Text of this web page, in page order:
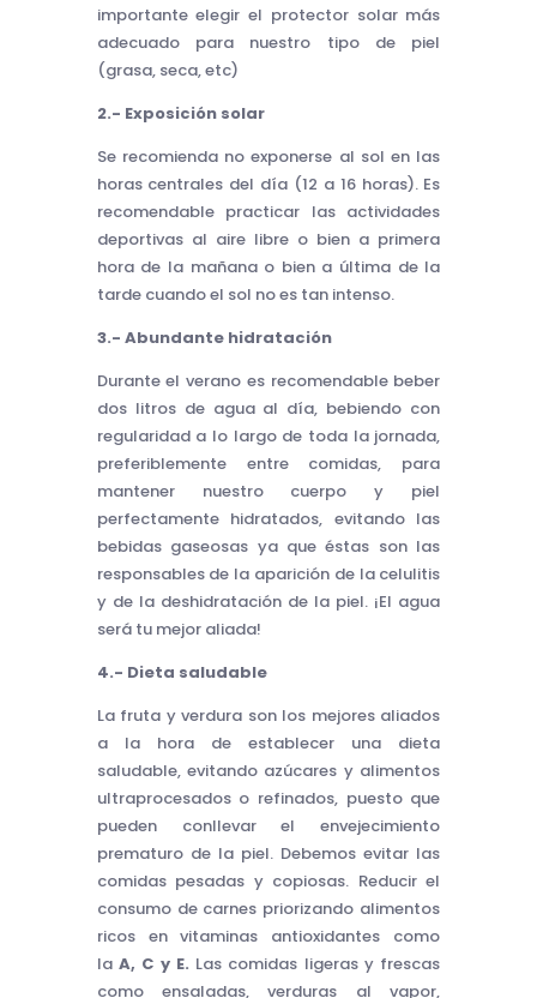
importante elegir el protector solar más
adecuado para nuestro tipo de piel
(grasa, seca, etc)
2.- Exposición solar
Se recomienda no exponerse al sol en las
horas centrales del día (12 a 16 horas). Es
recomendable practicar las actividades
deportivas al aire libre o bien a primera
hora de la mañana o bien a última de la
tarde cuando el sol no es tan intenso.
3.- Abundante hidratación
Durante el verano es recomendable beber
dos litros de agua al día, bebiendo con
regularidad a lo largo de toda la jornada,
preferiblemente entre comidas, para
mantener nuestro cuerpo y piel
perfectamente hidratados, evitando las
bebidas gaseosas ya que éstas son las
responsables de la aparición de la celulitis
y de la deshidratación de la piel. ¡El agua
será tu mejor aliada!
4.- Dieta saludable
La fruta y verdura son los mejores aliados
a la hora de establecer una dieta
saludable, evitando azúcares y alimentos
ultraprocesados o refinados, puesto que
pueden conllevar el envejecimiento
prematuro de la piel. Debemos evitar las
comidas pesadas y copiosas. Reducir el
consumo de carnes priorizando alimentos
ricos en vitaminas antioxidantes como
la A, C y E. Las comidas ligeras y frescas
como ensaladas, verduras al vapor,